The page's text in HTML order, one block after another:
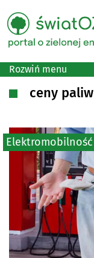
Rozwiń menu
ceny paliw
Elektromobilność